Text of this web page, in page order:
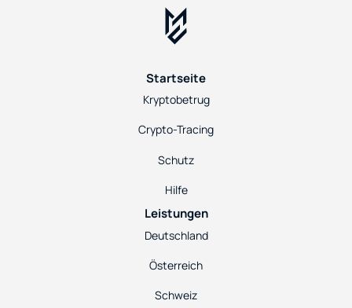
Startseite
Kryptobetrug
Crypto-Tracing
Schutz
Hilfe
Leistungen
Deutschland
Österreich
Schweiz